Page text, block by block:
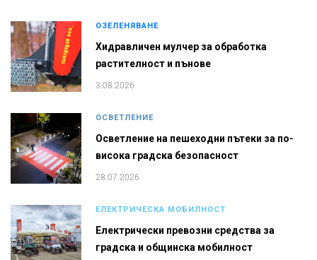
ОЗЕЛЕНЯВАНЕ
Хидравличен мулчер за обработка
растителност и пънове
3.08.2026
ОСВЕТЛЕНИЕ
Осветление на пешеходни пътеки за по-
висока градска безопасност
28.07.2026
ЕЛЕКТРИЧЕСКА МОБИЛНОСТ
Електрически превозни средства за
градска и общинска мобилност